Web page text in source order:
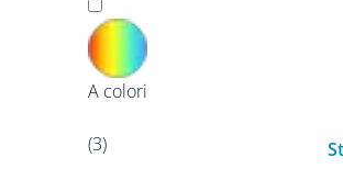
A colori
(3)